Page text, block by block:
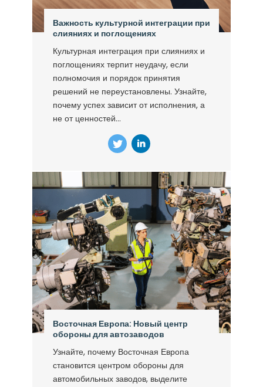
Важность культурной интеграции при
слияниях и поглощениях
Культурная интеграция при слияниях и
поглощениях терпит неудачу, если
полномочия и порядок принятия
решений не переустановлены. Узнайте,
почему успех зависит от исполнения, а
не от ценностей...
Восточная Европа: Новый центр
обороны для автозаводов
Узнайте, почему Восточная Европа
становится центром обороны для
автомобильных заводов, выделите